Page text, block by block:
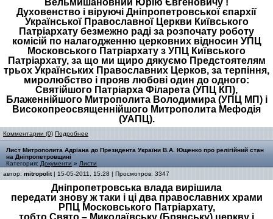
Вельмишановний Юрію Євгеновичу !
Духовенство і віруючі Дніпропетровської єпархії
Української Православної Церкви Київського
Патріархату безмежно раді за розпочату роботу
комісій по налагодженню церковних відносин УПЦ
Московського Патріархату з УПЦ Київського
Патріархату, за що ми щиро дякуємо Предстоятелям
трьох Українських Православних Церков, за терпіння,
миролюбство і прояв любові один до одного:
Святійшого Патріарха Філарета (УПЦ КП),
Блаженнійшого Митрополита Володимира (УПЦ МП) і
Високопреосвященнійшого Митрополита Мефодія
(УАПЦ).
Комментарии (0) Подробнее
Лист Митрополита Адріана до Президента України В.А. Ющенко про релігійний стан
на Дніпропетровщині
Категория: Документи » Листи
автор: mitropolit| 15-05-2011, 15:28 | Просмотров: 3347
Дніпропетровська влада вирішила
передати знову ж таки і ці два православних храми
РПЦ Московського Патріархату,
тобто Свято – Миколаївську (Брянську) церкву і